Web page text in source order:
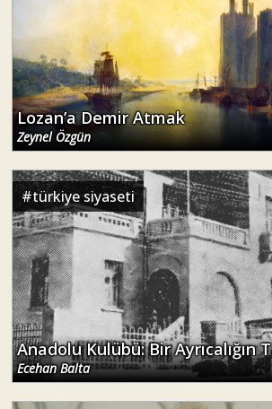
Lozan’a Demir Atmak
Zeynel Özgün
#türkiye siyaseti
Anadolu Kulübü: Bir Ayrıcalığın
Ecehan Balta